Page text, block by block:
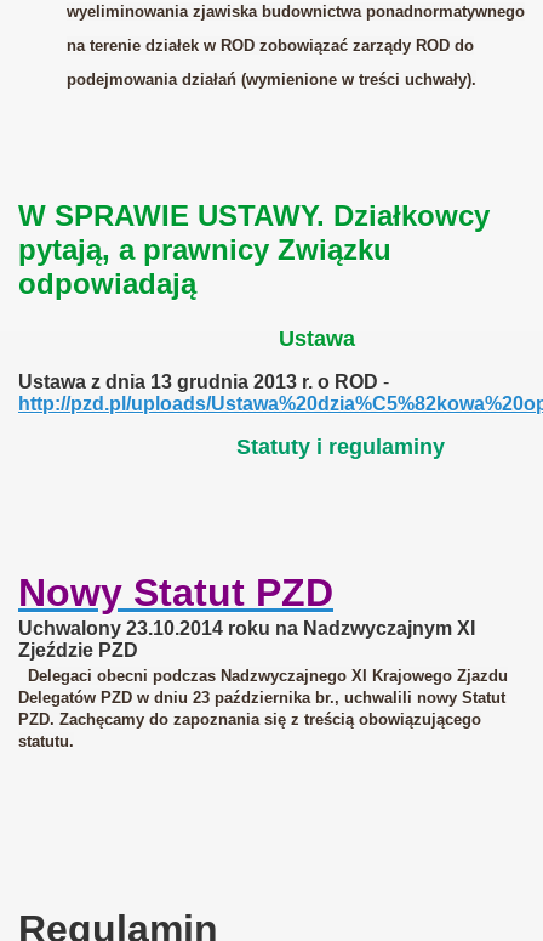
wyeliminowania zjawiska budownictwa ponadnormatywnego
na terenie działek w ROD zobowiązać zarządy ROD do
podejmowania działań (wymienione w treści uchwały).
W SPRAWIE USTAWY. Działkowcy
pytają, a prawnicy Związku
odpowiadają
Ustawa
Ustawa z dnia 13 grudnia 2013 r. o ROD -
http://pzd.pl/uploads/
Statuty i regulaminy
Nowy Statut PZD
Uchwalony 23.10.2014 roku na Nadzwyczajnym XI
Zjeździe PZD
Delegaci obecni podczas Nadzwyczajnego XI Krajowego Zjazdu
Delegatów PZD w dniu 23 października br., uchwalili nowy Statut
PZD. Zachęcamy do zapoznania się z treścią obowiązującego
statutu.
Regulamin